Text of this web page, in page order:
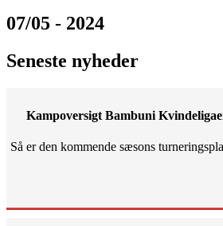
07/05 - 2024
Seneste nyheder
Kampoversigt Bambuni
Så er den kommende sæsons